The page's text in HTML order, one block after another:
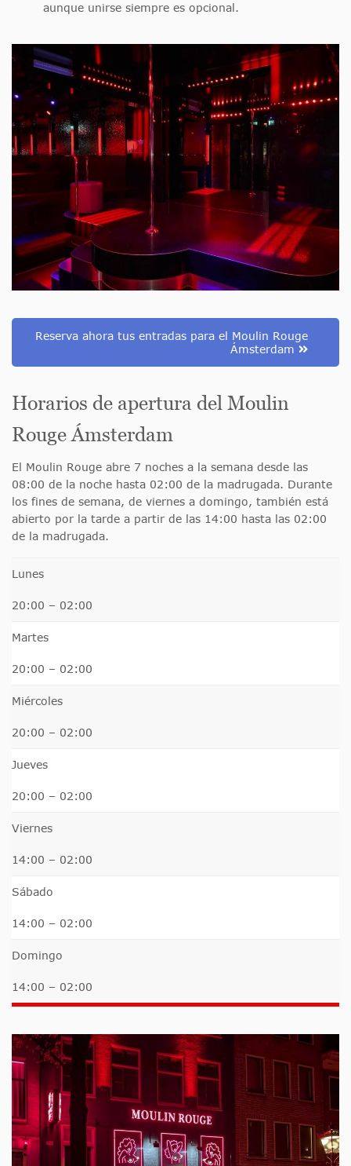
aunque unirse siempre es opcional.
Reserva ahora tus entradas para el Moulin Rouge
Ámsterdam
Horarios de apertura del Moulin
Rouge Ámsterdam
El Moulin Rouge abre 7 noches a la semana desde las
08:00 de la noche hasta 02:00 de la madrugada. Durante
los fines de semana, de viernes a domingo, también está
abierto por la tarde a partir de las 14:00 hasta las 02:00
de la madrugada.
Lunes
20:00 – 02:00
Martes
20:00 – 02:00
Miércoles
20:00 – 02:00
Jueves
20:00 – 02:00
Viernes
14:00 – 02:00
Sábado
14:00 – 02:00
Domingo
14:00 – 02:00